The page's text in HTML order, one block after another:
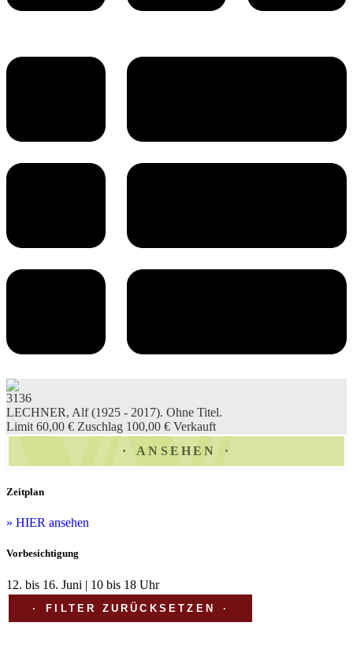
3136
LECHNER, Alf (1925 - 2017). Ohne Titel.
Limit 60,00 € Zuschlag 100,00 € Verkauft
ANSEHEN
Zeitplan
» HIER ansehen
Vorbesichtigung
12. bis 16. Juni | 10 bis 18 Uhr
FILTER ZURÜCKSETZEN